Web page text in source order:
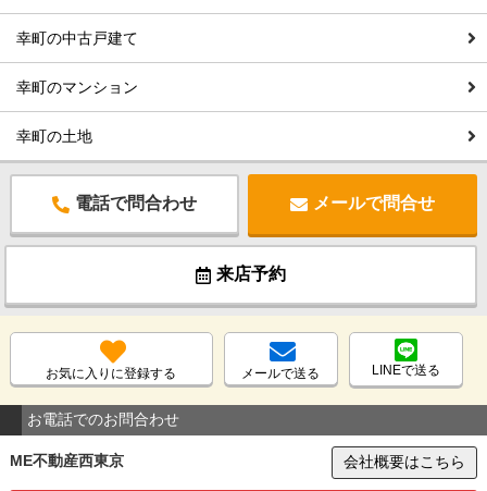
幸町の中古戸建て
幸町のマンション
幸町の土地
電話で問合わせ メールで問合せ
来店予約
お気に入りに登録する メールで送る LINEで送る
お電話でのお問合わせ
ME不動産西東京 会社概要はこちら